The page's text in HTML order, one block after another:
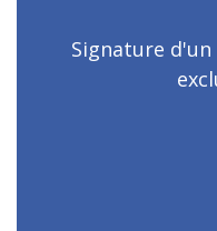
Signature